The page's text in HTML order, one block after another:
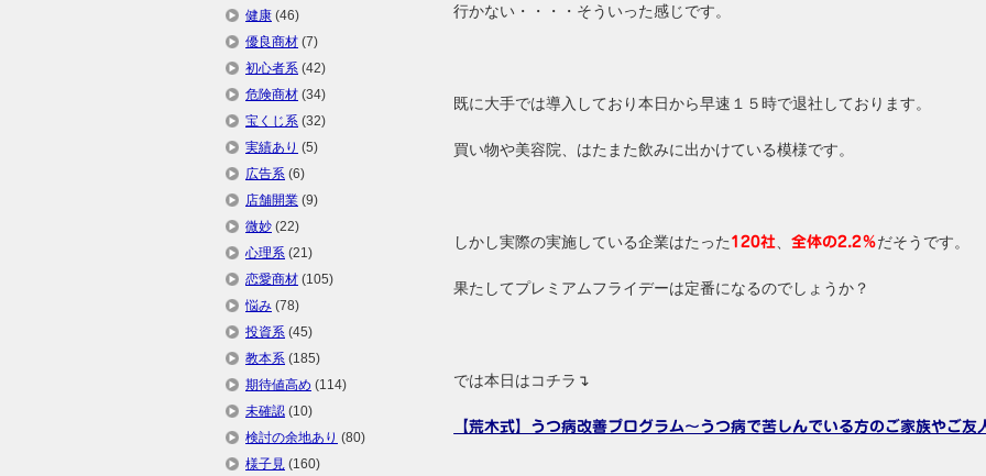
行かない・・・・そういった感じです。
既に大手では導入しており本日から早速１５時で退社しております。
買い物や美容院、はたまた飲みに出かけている模様です。
しかし実際の実施している企業はたった 120社 、全体の2.2％だそうです。
果たしてプレミアムフライデーは定番になるのでしょうか？
では本日はコチラ↴
【荒木式】うつ病改善プログラム～うつ病で苦しんでいる方のご家族やご友
健康 (46)
優良商材 (7)
初心者系 (42)
危険商材 (34)
宝くじ系 (32)
実績あり (5)
広告系 (6)
店舗開業 (9)
微妙 (22)
心理系 (21)
恋愛商材 (105)
悩み (78)
投資系 (45)
教本系 (185)
期待値高め (114)
未確認 (10)
検討の余地あり (80)
様子見 (160)